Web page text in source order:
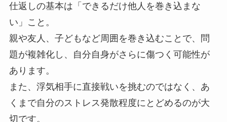
仕返しの基本は「できるだけ他人を巻き込まな
い」こと。
親や友人、子どもなど周囲を巻き込むことで、問
題が複雑化し、自分自身がさらに傷つく可能性が
あります。
また、浮気相手に直接戦いを挑むのではなく、あ
くまで自分のストレス発散程度にとどめるのが大
切です。